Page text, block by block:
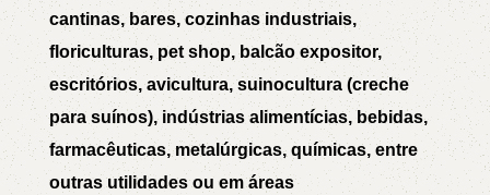
cantinas, bares, cozinhas industriais,
floriculturas, pet shop, balcão expositor,
escritórios, avicultura, suinocultura (creche
para suínos), indústrias alimentícias, bebidas,
farmacêuticas, metalúrgicas, químicas, entre
outras utilidades ou em áreas